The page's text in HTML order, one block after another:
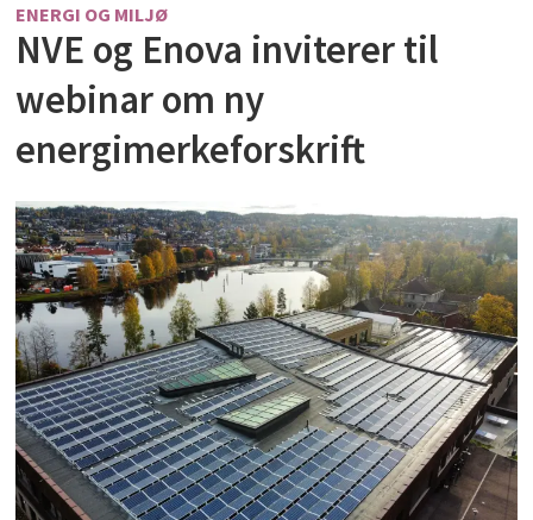
ENERGI OG MILJØ
NVE og Enova inviterer til
webinar om ny
energimerkeforskrift